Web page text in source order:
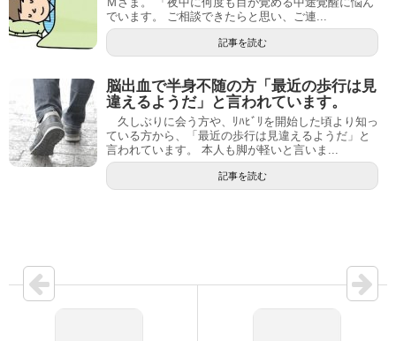
でいます。 ご相談できたらと思い、ご連...
記事を読む
脳出血で半身不随の方「最近の歩行は見
違えるようだ」と言われています。
久しぶりに会う方や、ﾘﾊﾋﾞﾘを開始した頃より知っ
ている方から、「最近の歩行は見違えるようだ」と
言われています。 本人も脚が軽いと言いま...
記事を読む